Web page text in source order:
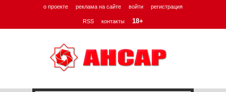
о проекте реклама на сайте войти регистрация
RSS контакты 18+